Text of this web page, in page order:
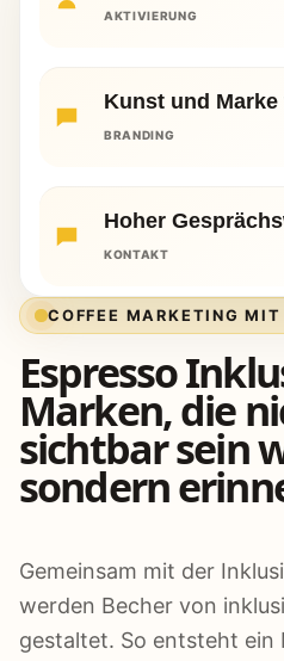
AKTIVIERUNG
Kunst und
BRANDING
Hoher
KONTAKT
COFFEE MARKETING MIT
Espresso
Marken, die
sichtbar sein
sondern
Gemeinsam mit der
werden Becher von
gestaltet. So entsteht ein